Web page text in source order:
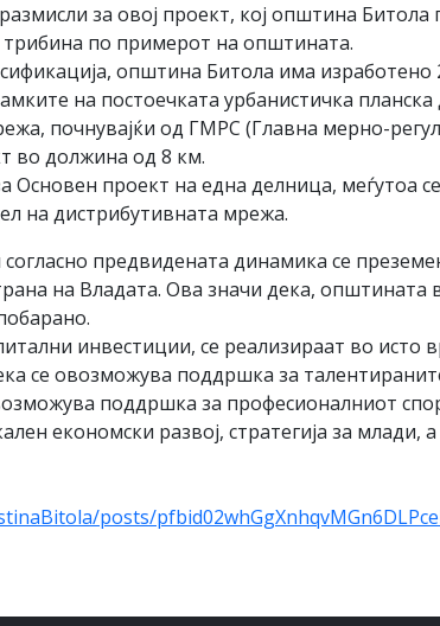
за овој проект, кој општина
трибина по примерот на општината.
општина Битола има
на постоечката урбанистичка
почнувајќи од ГМРС (Главна мерно-
во должина од 8 км.
проект на една делница, меѓутоа
на дистрибутивната мрежа.
предвидената динамика се
на Владата. Ова значи дека,
инвестиции, се реaлизираат во
се овозможува поддршка за
поддршка за професионалниот
економски развој, стратегија за
posts/